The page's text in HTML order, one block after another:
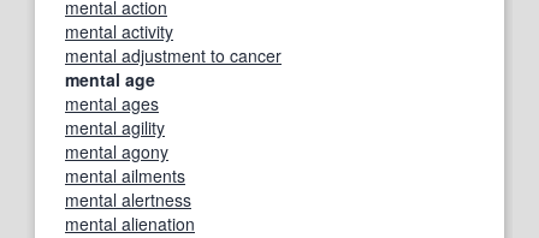
mental action
mental activity
mental adjustment to cancer
mental age
mental ages
mental agility
mental agony
mental ailments
mental alertness
mental alienation